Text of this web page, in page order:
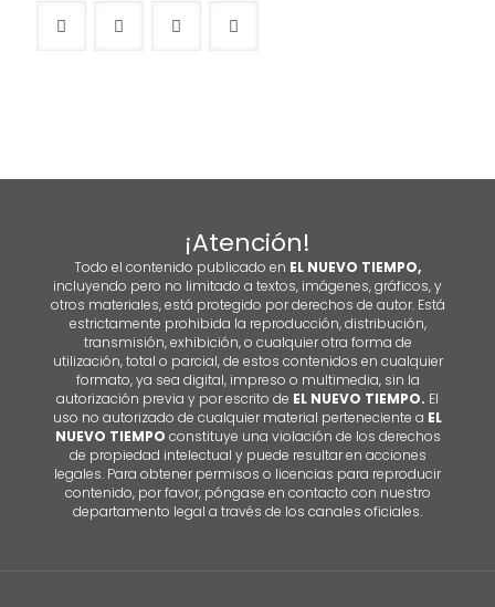
¡Atención!
Todo el contenido publicado en EL NUEVO TIEMPO,
incluyendo pero no limitado a textos, imágenes, gráficos, y
otros materiales, está protegido por derechos de autor. Está
estrictamente prohibida la reproducción, distribución,
transmisión, exhibición, o cualquier otra forma de
utilización, total o parcial, de estos contenidos en cualquier
formato, ya sea digital, impreso o multimedia, sin la
autorización previa y por escrito de EL NUEVO TIEMPO. El
uso no autorizado de cualquier material perteneciente a EL
NUEVO TIEMPO constituye una violación de los derechos
de propiedad intelectual y puede resultar en acciones
legales. Para obtener permisos o licencias para reproducir
contenido, por favor, póngase en contacto con nuestro
departamento legal a través de los canales oficiales.